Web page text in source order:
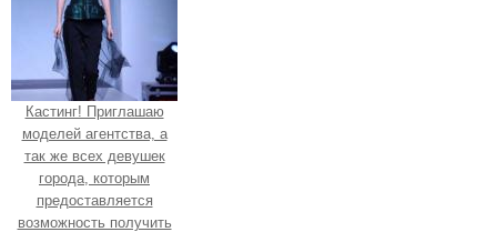
Кастинг! Приглашаю
моделей агентства, а
так же всех девушек
города, которым
предоставляется
возможность получить